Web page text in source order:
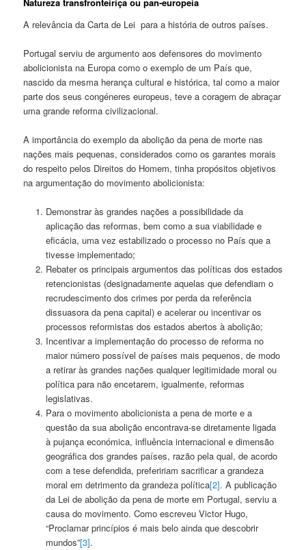
Natureza transfronteiriça ou pan-europeia
A relevância da Carta de Lei para a história de outros países.
Portugal serviu de argumento aos defensores do movimento
abolicionista na Europa como o exemplo de um País que,
nascido da mesma herança cultural e histórica, tal como a maior
parte dos seus congéneres europeus, teve a coragem de abraçar
uma grande reforma civilizacional.
A importância do exemplo da abolição da pena de morte nas
nações mais pequenas, considerados como os garantes morais
do respeito pelos Direitos do Homem, tinha propósitos objetivos
na argumentação do movimento abolicionista:
Demonstrar às grandes nações a possibilidade da
aplicação das reformas, bem como a sua viabilidade e
eficácia, uma vez estabilizado o processo no País que a
tivesse implementado;
Rebater os principais argumentos das políticas dos estados
retencionistas (designadamente aquelas que defendiam o
recrudescimento dos crimes por perda da referência
dissuasora da pena capital) e acelerar ou incentivar os
processos reformistas dos estados abertos à abolição;
Incentivar a implementação do processo de reforma no
maior número possível de países mais pequenos, de modo
a retirar às grandes nações qualquer legitimidade moral ou
política para não encetarem, igualmente, reformas
legislativas.
Para o movimento abolicionista a pena de morte e a
questão da sua abolição encontrava-se diretamente ligada
à pujança económica, influência internacional e dimensão
geográfica dos grandes países, razão pela qual, de acordo
com a tese defendida, prefeririam sacrificar a grandeza
moral em detrimento da grandeza política[2]. A publicação
da Lei de abolição da pena de morte em Portugal, serviu a
causa do movimento. Como escreveu Victor Hugo,
“Proclamar princípios é mais belo ainda que descobrir
mundos”[3].